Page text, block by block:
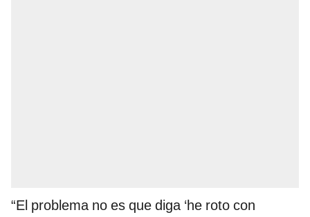
“El problema no es que diga ‘he roto con